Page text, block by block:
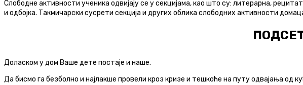
Слободне активности ученика одвијају се у секцијама, као што су: литерарна,
и одбојка. Такмичарски сусрети секција и других облика слободних активности
Доласком у дом Ваше дете постаје и наше.
Да бисмо га безболно и најлакше провели кроз кризе и тешкоће на путу одвајања од